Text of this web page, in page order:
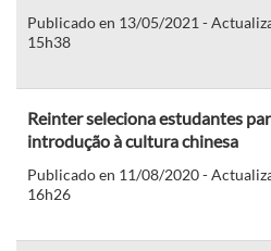
Publicado en 13/05/2021 -
15h38
Reinter seleciona estudantes
introdução à cultura chinesa
Publicado en 11/08/2020 -
16h26